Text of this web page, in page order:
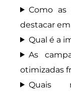
Como as
destacar
Qual é a
As
otimizadas
Quais